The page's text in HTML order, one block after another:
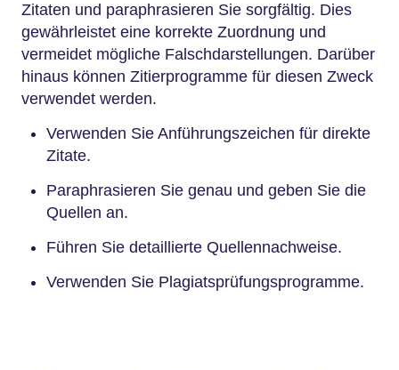
Zitaten und paraphrasieren Sie sorgfältig. Dies
gewährleistet eine korrekte Zuordnung und
vermeidet mögliche Falschdarstellungen. Darüber
hinaus können Zitierprogramme für diesen Zweck
verwendet werden.
Verwenden Sie Anführungszeichen für direkte
Zitate.
Paraphrasieren Sie genau und geben Sie die
Quellen an.
Führen Sie detaillierte Quellennachweise.
Verwenden Sie Plagiatsprüfungsprogramme.